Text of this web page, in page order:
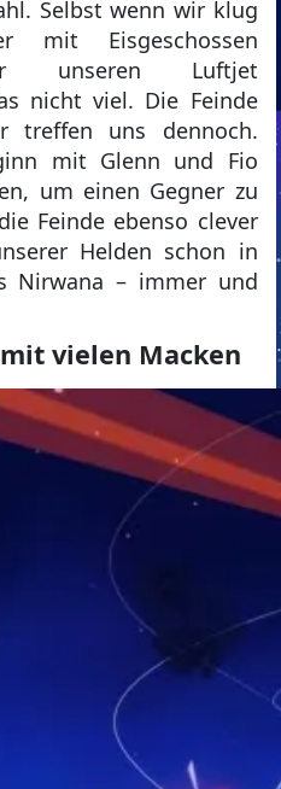
Selbst wenn wir klug
mit Eisgeschossen
unseren Luftjet
nicht viel. Die Feinde
treffen uns dennoch.
mit Glenn und Fio
um einen Gegner zu
Feinde ebenso clever
Helden schon in
Nirwana – immer und
vielen Macken